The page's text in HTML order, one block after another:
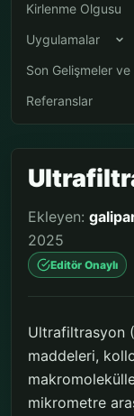
Kirlenme Olgusu
Uygulamalar
Son Gelişmeler
Referanslar
Ekleyen:
2025
Editör Onaylı
Ultrafiltrasyon
maddeleri,
mikrometre